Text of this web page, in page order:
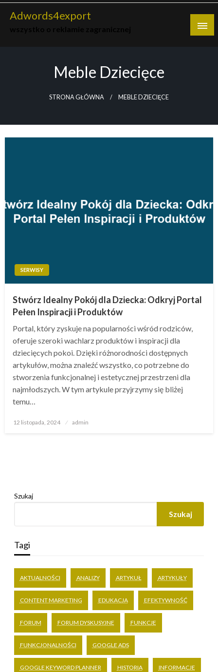
Skip
Adwords4export
Meble Dziecięce
STRONA GŁÓWNA MEBLE DZIECIĘCE
SERWISY
Stwórz Idealny Pokój dla Dziecka: Odkryj Portal
Pełen Inspiracji i Produktów
Portal, który zyskuje na popularności wśród rodziców,
oferuje szeroki wachlarz produktów i inspiracji dla
dziecięcych pokoi. Dzięki różnorodności dostępnych
artykułów, można znaleźć wszystko, co potrzebne do
stworzenia funkcjonalnej i estetycznej przestrzeni dla
najmłodszych. W tym artykule przyjrzymy się bliżej
temu…
Opublikowane
12 listopada, 2024 admin
Szukaj
Szukaj
Tagi
AKTUALNOŚCI ANALIZY ARTYKUŁ ARTYKUŁY
CONTENT MARKETING EDUKACJA EFEKTYWNOŚĆ
FORUM FORUM DYSKUSYJNE FUNKCJE
FUNKCJONALNOŚCI GOOGLE ADS
GOOGLE KEYWORD PLANNER HISTORIA INFORMACJE